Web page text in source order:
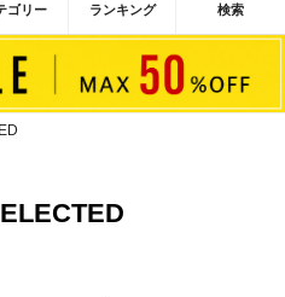
ゴリー ランキング 検索